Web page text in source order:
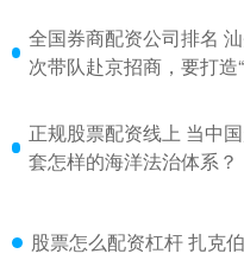
全国券商配资公司排名
次带队赴京招商，要打造
正规股票配资线上 当中
套怎样的海洋法治体系？
股票怎么配资杠杆 扎克